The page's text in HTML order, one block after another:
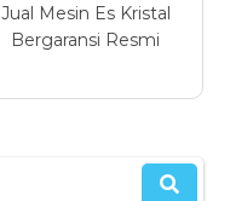
Jual Mesin Es Kristal
Bergaransi Resmi